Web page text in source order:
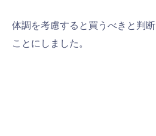
体調を考慮すると買うべきと判
ことにしました。